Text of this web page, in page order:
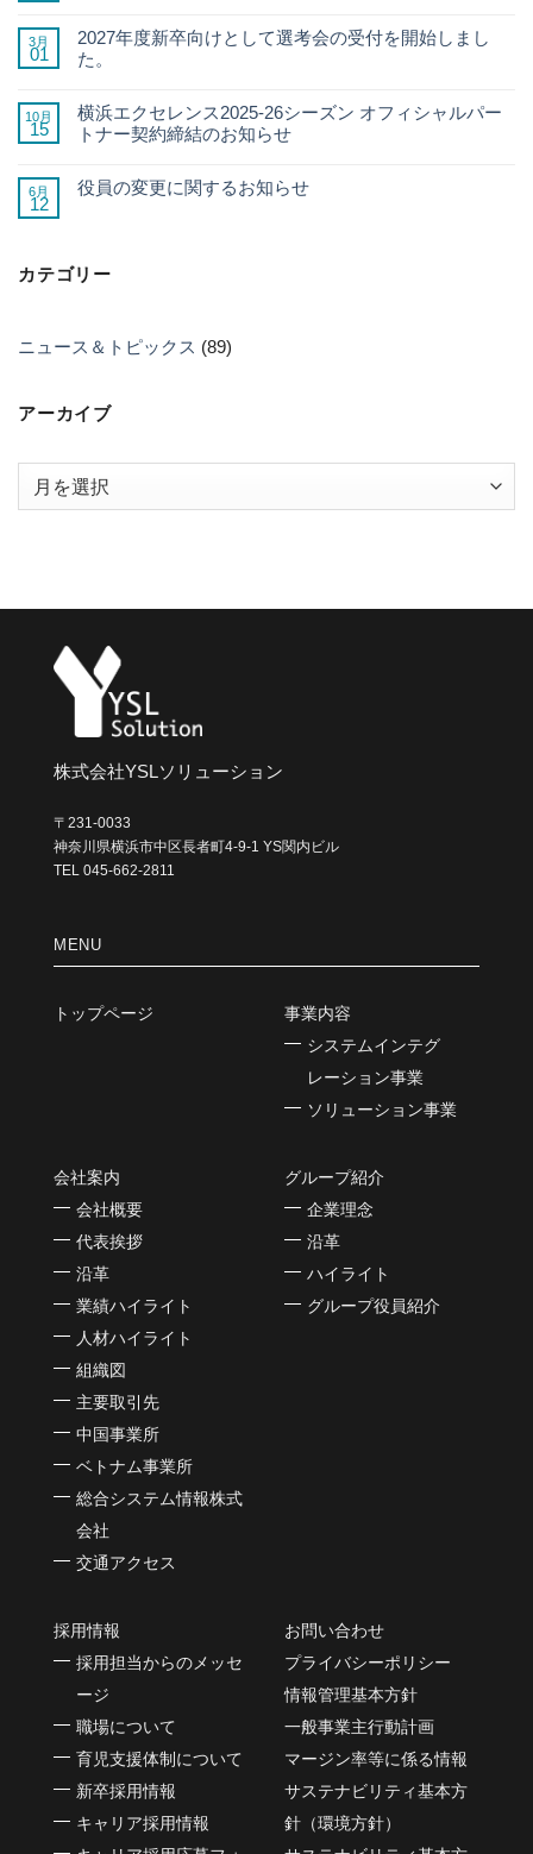
01
3月
2027年度新卒向けとして選考会の受付を開始しまし
た。
15
10月
横浜エクセレンス2025-26シーズン オフィシャルパー
トナー契約締結のお知らせ
12
6月 役員の変更に関するお知らせ
カテゴリー
ニュース＆トピックス (89)
アーカイブ
ー
ブ
株式会社YSLソリューション
〒231-0033
神奈川県横浜市中区長者町4-9-1 YS関内ビル
TEL 045-662-2811
MENU
トップページ
事業内容
システムインテグ
レーション事業
ソリューション事業
会社案内
会社概要
代表挨拶
沿革
業績ハイライト
人材ハイライト
組織図
主要取引先
中国事業所
ベトナム事業所
総合システム情報株式
会社
交通アクセス
グループ紹介
企業理念
沿革
ハイライト
グループ役員紹介
採用情報
採用担当からのメッセ
ージ
職場について
育児支援体制について
新卒採用情報
キャリア採用情報
お問い合わせ
プライバシーポリシー
情報管理基本方針
一般事業主行動計画
マージン率等に係る情報
サステナビリティ基本方
針（環境方針）